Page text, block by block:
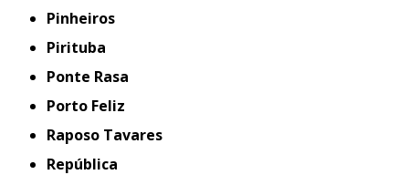
Pinheiros
Pirituba
Ponte Rasa
Porto Feliz
Raposo Tavares
República